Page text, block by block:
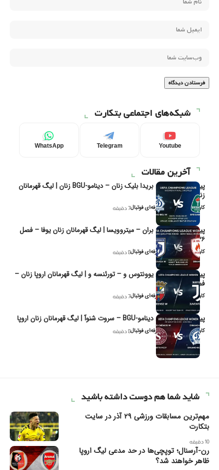
شبکه‌های اجتماعی بتکارت
Youtube
Telegram
WhatsApp
آخرین مقالات
پیش‌بینی و تحلیل بریدا بلیک زنان – دینامو-BGU زنان | لیگ قهرمانان
زنان یوفا
کاوه نیک‌فر، تحلیل‌گر حرفه‌ای فوتبال7 دقیقه
پیش‌بینی و تحلیل بران – میتروویسا | لیگ قهرمانان زنان یوفا – فصل
۲۰۲۶
کاوه نیک‌فر، تحلیل‌گر حرفه‌ای فوتبال8 دقیقه
پیش‌بینی و تحلیل یوونتوس و – تورئنسه و | لیگ قهرمانان اروپا زنان –
فصل ۲۰۲۶
کاوه نیک‌فر، تحلیل‌گر حرفه‌ای فوتبال7 دقیقه
پیش‌بینی و تحلیل دینامو-BGU – سروت شنوآ | لیگ قهرمانان زنان اروپا
کاوه نیک‌فر، تحلیل‌گر حرفه‌ای فوتبال8 دقیقه
شاید شما هم دوست داشته باشید
مهم‌ترین مسابقات ورزشی ۲۹ آذر در سایت
بتکارت
10 دقیقه
رن-آرسنال؛ توپچی‌ها در حد مدعی لیگ اروپا
ظاهر خواهند شد؟